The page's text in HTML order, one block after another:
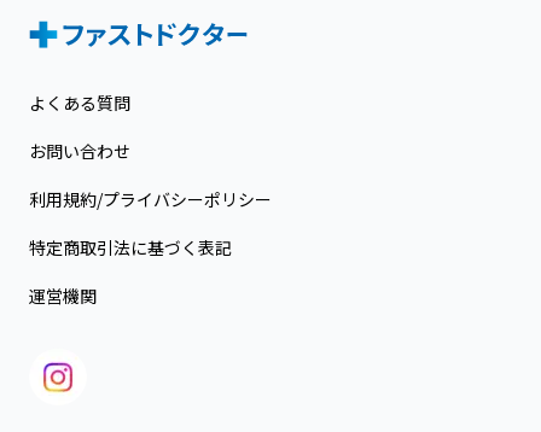
よくある質問
お問い合わせ
利用規約/プライバシーポリシー
特定商取引法に基づく表記
運営機関